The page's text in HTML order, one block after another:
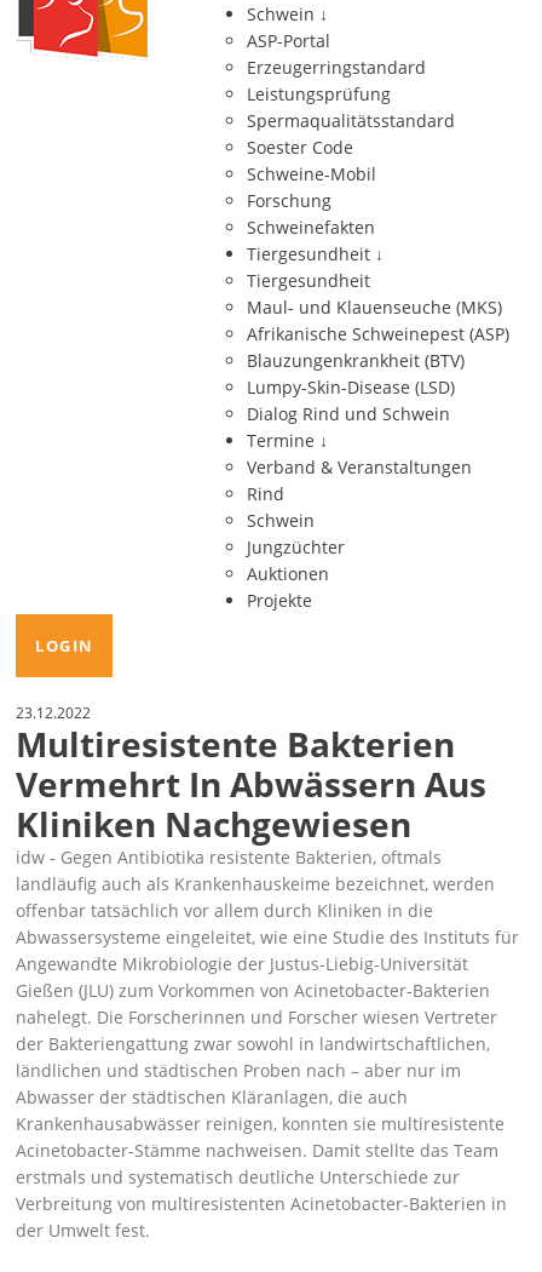
Schwein ↓
ASP-Portal
Erzeugerringstandard
Leistungsprüfung
Spermaqualitätsstandard
Soester Code
Schweine-Mobil
Forschung
Schweinefakten
Tiergesundheit ↓
Tiergesundheit
Maul- und Klauenseuche (MKS)
Afrikanische Schweinepest (ASP)
Blauzungenkrankheit (BTV)
Lumpy-Skin-Disease (LSD)
Dialog Rind und Schwein
Termine ↓
Verband & Veranstaltungen
Rind
Schwein
Jungzüchter
Auktionen
Projekte
LOGIN
23.12.2022
Multiresistente Bakterien
Vermehrt In Abwässern Aus
Kliniken Nachgewiesen
idw - Gegen Antibiotika resistente Bakterien, oftmals
landläufig auch als Krankenhauskeime bezeichnet, werden
offenbar tatsächlich vor allem durch Kliniken in die
Abwassersysteme eingeleitet, wie eine Studie des Instituts für
Angewandte Mikrobiologie der Justus-Liebig-Universität
Gießen (JLU) zum Vorkommen von Acinetobacter-Bakterien
nahelegt. Die Forscherinnen und Forscher wiesen Vertreter
der Bakteriengattung zwar sowohl in landwirtschaftlichen,
ländlichen und städtischen Proben nach – aber nur im
Abwasser der städtischen Kläranlagen, die auch
Krankenhausabwässer reinigen, konnten sie multiresistente
Acinetobacter-Stämme nachweisen. Damit stellte das Team
erstmals und systematisch deutliche Unterschiede zur
Verbreitung von multiresistenten Acinetobacter-Bakterien in
der Umwelt fest.